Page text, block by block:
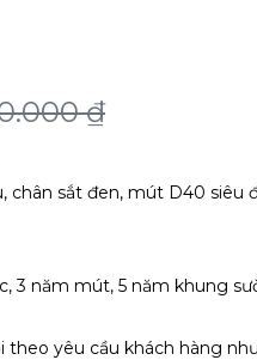
₫
chân sắt đen, mút D40 siêu
3 năm mút, 5 năm khung
yêu cầu khách hàng